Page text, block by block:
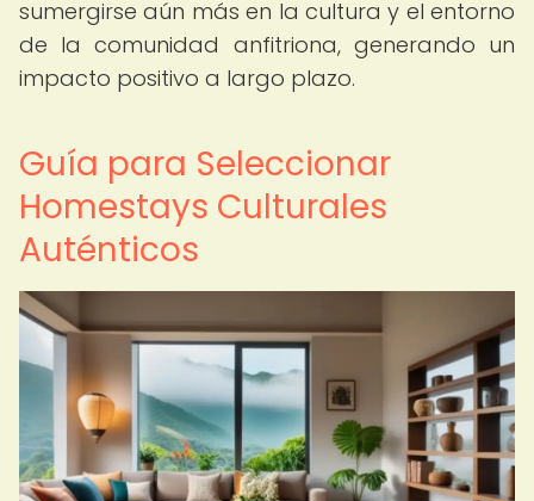
sumergirse aún más en la cultura y el entorno
de la comunidad anfitriona, generando un
impacto positivo a largo plazo.
Guía para Seleccionar
Homestays Culturales
Auténticos